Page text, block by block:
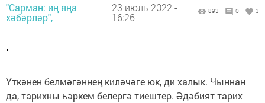
"Сарман: иң яңа
хәбәрләр",
23 июль 2022 -
16:26
893 0 3
.
Үткәнен белмәгәннең киләчәге юк, ди халык. Чыннан
да, тарихны һәркем белергә тиештер. Әдәбият тарих